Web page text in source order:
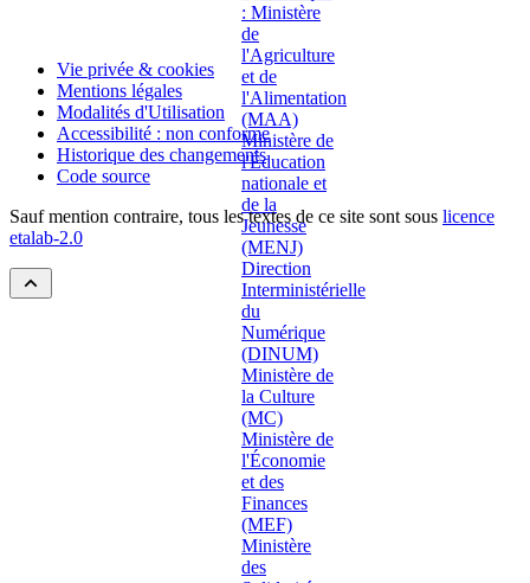
Vie privée & cookies
Mentions légales
Modalités d'Utilisation
Accessibilité : non conforme
Historique des changements
Code source
Sauf mention contraire, tous les textes de ce site sont sous licence
etalab-2.0